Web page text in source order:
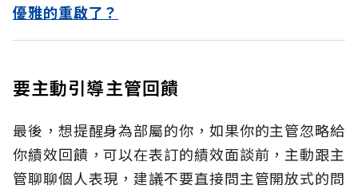
優雅的重啟了？
要主動引導主管回饋
最後，想提醒身為部屬的你，如果你的主管忽略給
你績效回饋，可以在表訂的績效面談前，主動跟主
管聊聊個人表現，建議不要直接問主管開放式的問